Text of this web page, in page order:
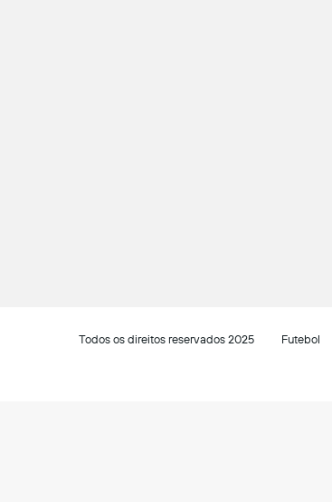
Todos os direitos reservados 2025 Futebol